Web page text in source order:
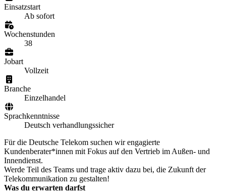
Einsatzstart
Ab sofort
Wochenstunden
38
Jobart
Vollzeit
Branche
Einzelhandel
Sprachkenntnisse
Deutsch verhandlungssicher
Für die Deutsche Telekom suchen wir engagierte
Kundenberater*innen mit Fokus auf den Vertrieb im Außen- und
Innendienst.
Werde Teil des Teams und trage aktiv dazu bei, die Zukunft der
Telekommunikation zu gestalten!
Was du erwarten darfst